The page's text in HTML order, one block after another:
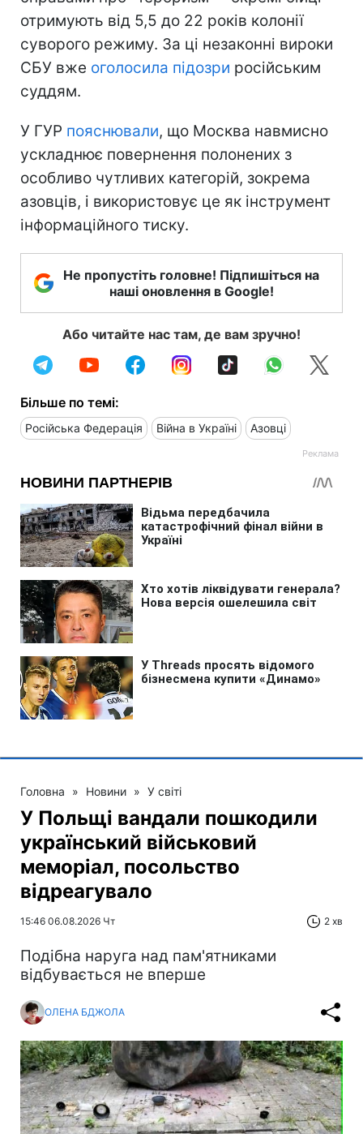
отримують від 5,5 до 22 років колонії
суворого режиму. За ці незаконні вироки
СБУ вже оголосила підозри російським
суддям.
У ГУР пояснювали, що Москва навмисно
ускладнює повернення полонених з
особливо чутливих категорій, зокрема
азовців, і використовує це як інструмент
інформаційного тиску.
Не пропустіть головне! Підпишіться на
наші оновлення в Google!
Або читайте нас там, де вам зручно!
Більше по темі:
Російська Федерація Війна в Україні Азовці
Головна » Новини » У світі
У Польщі вандали пошкодили
український військовий
меморіал, посольство
відреагувало
15:46 06.08.2026 Чт 2 хв
Подібна наруга над пам'ятниками
відбувається не вперше
ОЛЕНА БДЖОЛА